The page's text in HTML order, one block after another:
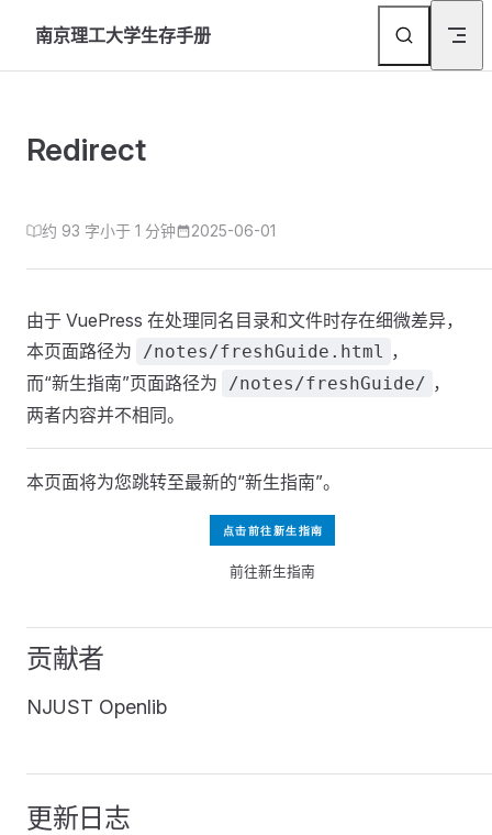
Skip to content
南京理工大学生存手册
Redirect
约 93 字小于 1 分钟 2025-06-01
由于 VuePress 在处理同名目录和文件时存在细微差异，
本页面路径为
/notes/freshGuide.html ，
而“新生指南”页面路径为
/notes/freshGuide/ ，
两者内容并不相同。
本页面将为您跳转至最新的“新生指南”。
前往新生指南
贡献者
NJUST Openlib
更新日志